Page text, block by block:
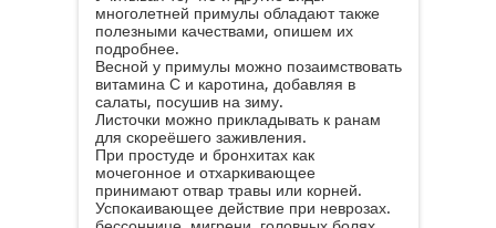
многолетней примулы обладают также
полезными качествами, опишем их
подробнее.
Весной у примулы можно позаимствовать
витамина С и каротина, добавляя в
салаты, посушив на зиму.
Листочки можно прикладывать к ранам
для скореёшего заживления.
При простуде и бронхитах как
мочегонное и отхаркивающее
принимают отвар травы или корней.
Успокаивающее действие при неврозах.